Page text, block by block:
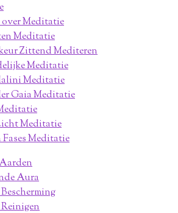
Meditatie
Meditatie
Zittend Mediteren
Meditatie
Meditatie
Gaia Meditatie
Meditatie
Meditatie
Aura